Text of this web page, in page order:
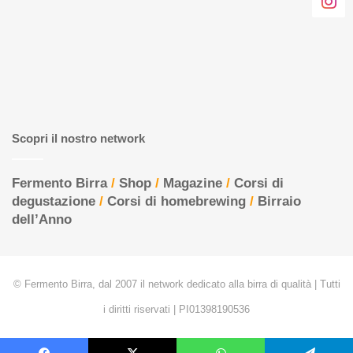
Scopri il nostro network
Fermento Birra/ Shop / Magazine / Corsi di
degustazione / Corsi di homebrewing / Birraio
dell’Anno
© Fermento Birra, dal 2007 il network dedicato alla birra di qualità | Tutti
i diritti riservati | PI01398190536